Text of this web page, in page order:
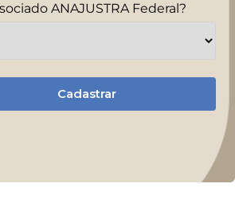
ANAJUSTRA Federal?
Cadastrar